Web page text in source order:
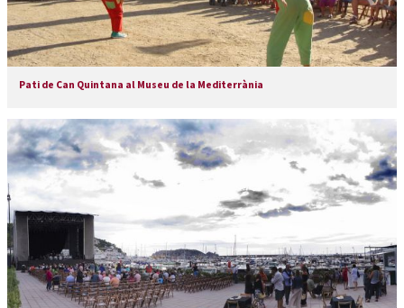
Pati de Can Quintana al Museu de la Mediterrània